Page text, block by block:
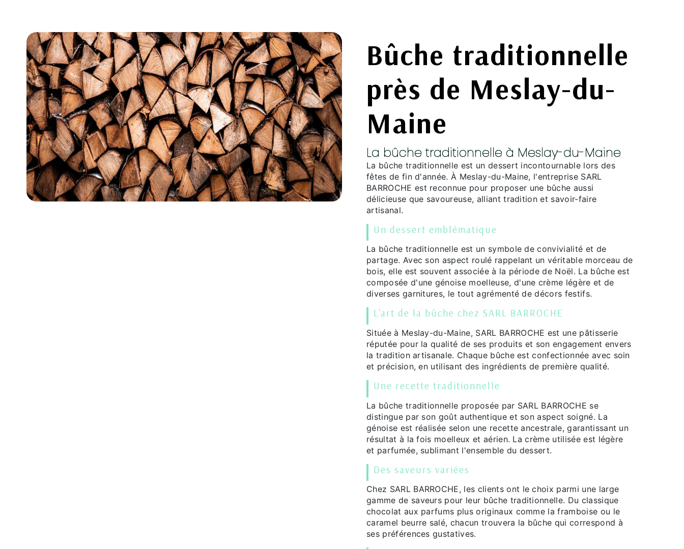
Bûche traditionnelle
près de Meslay-du-
Maine
La bûche traditionnelle à Meslay-du-Maine
La bûche traditionnelle est un dessert incontournable lors des
fêtes de fin d'année. À Meslay-du-Maine, l'entreprise SARL
BARROCHE est reconnue pour proposer une bûche aussi
délicieuse que savoureuse, alliant tradition et savoir-faire
artisanal.
Un dessert emblématique
La bûche traditionnelle est un symbole de convivialité et de
partage. Avec son aspect roulé rappelant un véritable morceau de
bois, elle est souvent associée à la période de Noël. La bûche est
composée d'une génoise moelleuse, d'une crème légère et de
diverses garnitures, le tout agrémenté de décors festifs.
L'art de la bûche chez SARL BARROCHE
Située à Meslay-du-Maine, SARL BARROCHE est une pâtisserie
réputée pour la qualité de ses produits et son engagement envers
la tradition artisanale. Chaque bûche est confectionnée avec soin
et précision, en utilisant des ingrédients de première qualité.
Une recette traditionnelle
La bûche traditionnelle proposée par SARL BARROCHE se
distingue par son goût authentique et son aspect soigné. La
génoise est réalisée selon une recette ancestrale, garantissant un
résultat à la fois moelleux et aérien. La crème utilisée est légère
et parfumée, sublimant l'ensemble du dessert.
Des saveurs variées
Chez SARL BARROCHE, les clients ont le choix parmi une large
gamme de saveurs pour leur bûche traditionnelle. Du classique
chocolat aux parfums plus originaux comme la framboise ou le
caramel beurre salé, chacun trouvera la bûche qui correspond à
ses préférences gustatives.